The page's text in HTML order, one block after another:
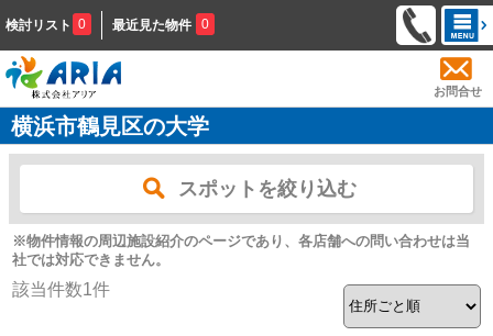
検討リスト 0 最近見た物件 0
お問合せ
横浜市鶴見区の大学
スポットを絞り込む
※物件情報の周辺施設紹介のページであり、各店舗への問い合わせは当
社では対応できません。
該当件数1件